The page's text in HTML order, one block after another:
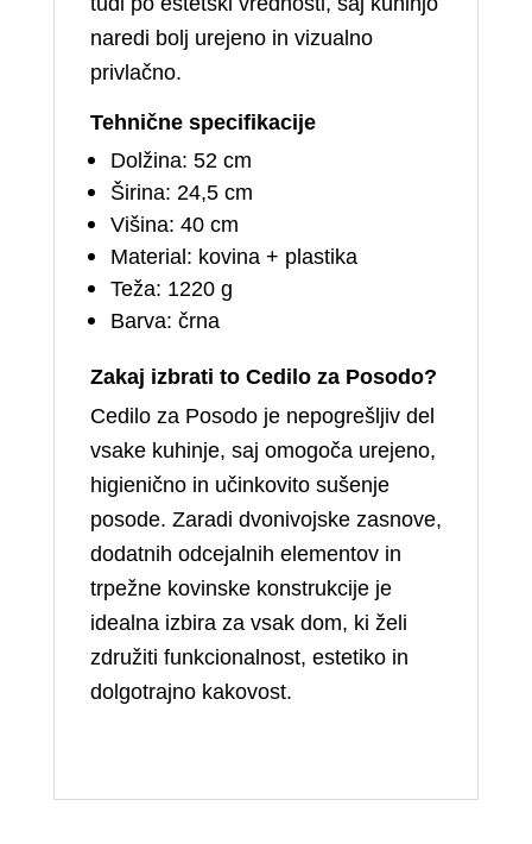
naredi bolj urejeno in vizualno
privlačno.
Tehnične specifikacije
Dolžina: 52 cm
Širina: 24,5 cm
Višina: 40 cm
Material: kovina + plastika
Teža: 1220 g
Barva: črna
Zakaj izbrati to Cedilo za Posodo?
Cedilo za Posodo je nepogrešljiv del
vsake kuhinje, saj omogoča urejeno,
higienično in učinkovito sušenje
posode. Zaradi dvonivojske zasnove,
dodatnih odcejalnih elementov in
trpežne kovinske konstrukcije je
idealna izbira za vsak dom, ki želi
združiti funkcionalnost, estetiko in
dolgotrajno kakovost.